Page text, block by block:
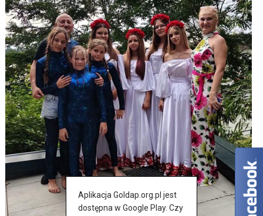
Aplikacja Goldap.org.pl jest
dostępna w Google Play. Czy